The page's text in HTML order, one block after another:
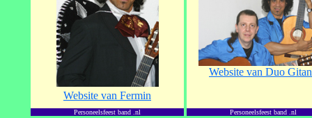
Website van Fermin
Personeelsfeest band .nl
Website van Duo
Personeelsfeest band .nl